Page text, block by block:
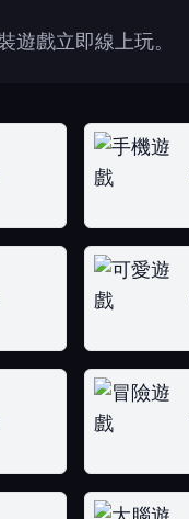
遊戲立即線上玩。